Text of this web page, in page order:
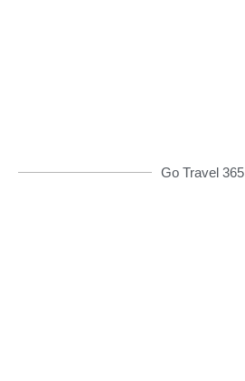
Go Travel 365